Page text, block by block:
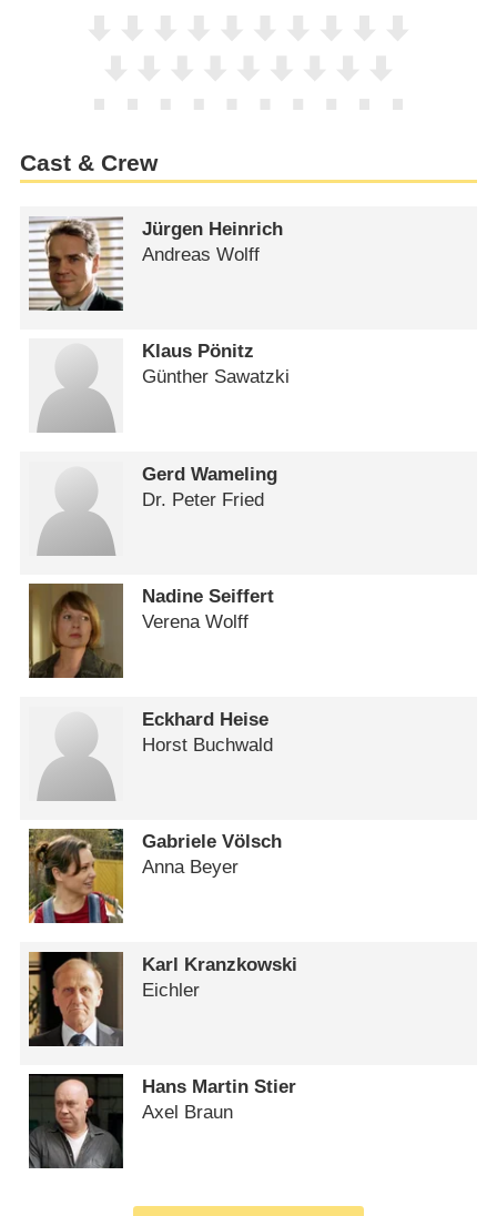
Cast & Crew
Jürgen Heinrich
Andreas Wolff
Klaus Pönitz
Günther Sawatzki
Gerd Wameling
Dr. Peter Fried
Nadine Seiffert
Verena Wolff
Eckhard Heise
Horst Buchwald
Gabriele Völsch
Anna Beyer
Karl Kranzkowski
Eichler
Hans Martin Stier
Axel Braun